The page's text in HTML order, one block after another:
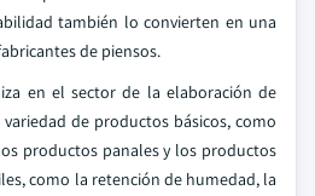
también lo convierten en una
de piensos.
en el sector de la elaboración de
de productos básicos, como
productos panales y los productos
como la retención de humedad, la